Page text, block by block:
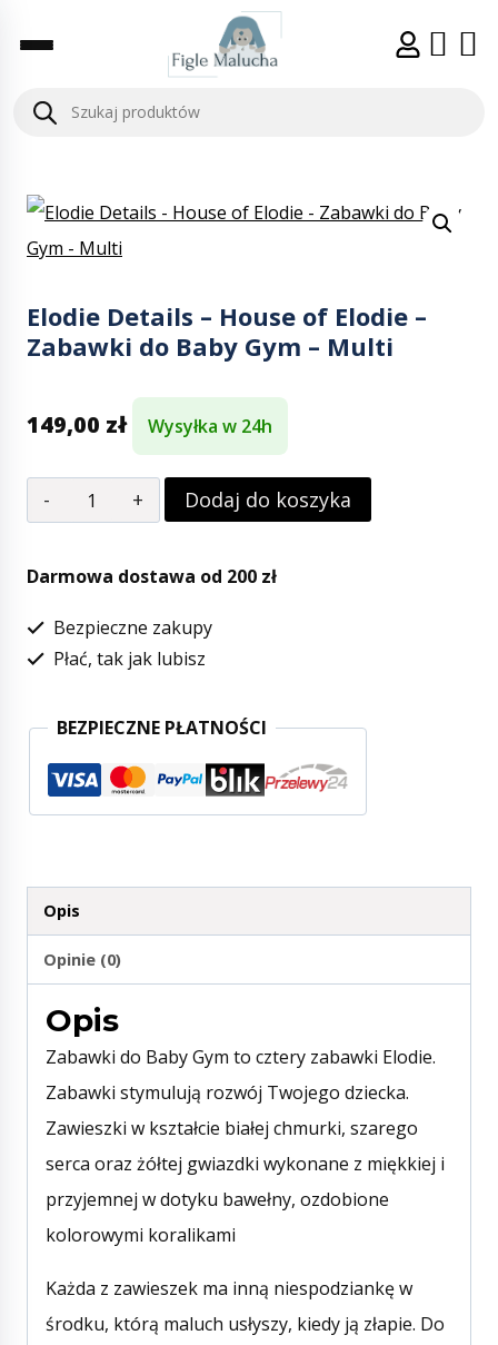
Elodie Details – House of Elodie –
Zabawki do Baby Gym – Multi
149,00 zł Wysyłka w 24h
Dodaj do koszyka
Darmowa dostawa od 200 zł
Bezpieczne zakupy
Płać, tak jak lubisz
BEZPIECZNE PŁATNOŚCI
Opis
Opinie (0)
Opis
Zabawki do Baby Gym to cztery zabawki Elodie.
Zabawki stymulują rozwój Twojego dziecka.
Zawieszki w kształcie białej chmurki, szarego
serca oraz żółtej gwiazdki wykonane z miękkiej i
przyjemnej w dotyku bawełny, ozdobione
kolorowymi koralikami
Każda z zawieszek ma inną niespodziankę w
środku, którą maluch usłyszy, kiedy ją złapie. Do